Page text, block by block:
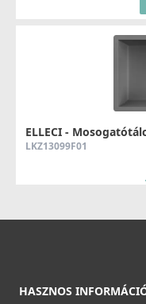
Elleci ATH043WD
ELLECI -
LKZ13099F01
HASZNOS